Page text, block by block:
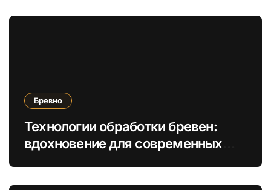
Бревно
Технологии обработки бревен:
вдохновение для современных